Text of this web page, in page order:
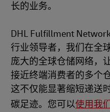
长的业务。
DHL Fulfillment
行业领导者，我们在全
庞大的全球仓储网络，
接近终端消费者的多个
这不仅能显著缩短递送
碳足迹。您可以使用我